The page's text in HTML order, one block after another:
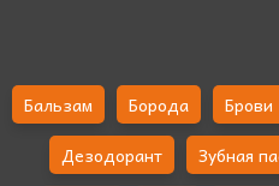
Бальзам Борода Брови
Дезодорант
Зубная